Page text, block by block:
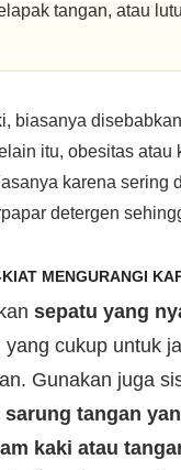
tangan, atau
biasanya
itu, obesitas atau
karena sering
detergen
KIAT MENGURANGI
sepatu yang
yang cukup untuk
Gunakan juga
sarung tangan
kaki atau